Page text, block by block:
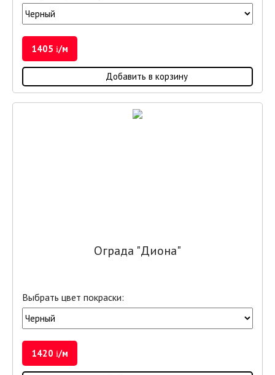
1405 i/м
Добавить в корзину
Ограда "Диона"
Выбрать цвет покраски:
1420 i/м